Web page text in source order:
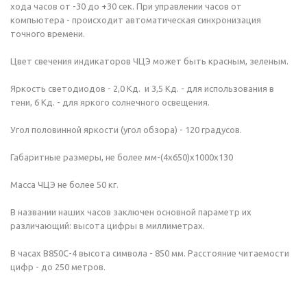
хода часов от -30 до +30 сек. При управлении часов от
компьютера - происходит автоматическая синхронизация
точного времени.
Цвет свечения индикаторов ЧЦЭ может быть красным, зеленым.
Яркость светодиодов - 2,0 Кд. и 3,5 Кд. - для использования в
тени, 6 Кд. - для яркого солнечного освещения.
Угол половинной яркости (угол обзора) - 120 градусов.
Габаритные размеры, не более мм-(4х650)x1000x130
Масса ЧЦЭ не более 50 кг.
В названии наших часов заключен основной параметр их
различающий: высота цифры в миллиметрах.
В часах В850С-4 высота символа - 850 мм. Расстояние читаемости
цифр - до 250 метров.